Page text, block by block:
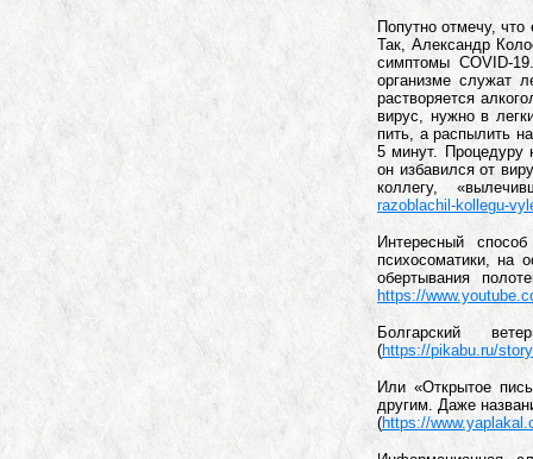
Попутно отмечу, что
Так, Александр
симптомы COVID-
организме служат
растворяется
вирус, нужно в
пить, а распылить
5 минут. Процедуру
он избавился от
коллегу,
razoblachil-kollegu-
Интересный
психосоматики, на
обертывания
https://
Болгарский
(https://pikabu.ru/
Или «Открытое
другим. Даже
(https://